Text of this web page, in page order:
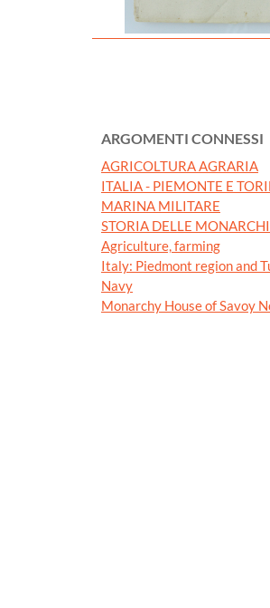
ARGOMENTI CONNESSI
AGRICOLTURA AGRARIA
ITALIA - PIEMONTE E
MARINA MILITARE
STORIA DELLE
Agriculture, farming
Italy: Piedmont region and
Navy
Monarchy House of Savoy